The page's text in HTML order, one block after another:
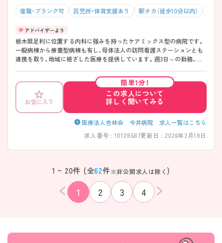
件
復職・ブランク可 託児所・保育支援あり 駅チカ（徒歩10分以内）
栃木県足利に位置する内科に強みを持ったケアミックス型の病院です。
一般病棟から療養型病棟も有し、母体法人の訪問看護ステーションとも
連携を取り、地域に根ざした医療を提供しています。週3日～の勤務、日
だけます♪ ご興味ある方には、面接対策ポイントなど、さらに詳細をお
話しいたしますのでお気軽にご相談ください。
お気に入り
簡単1分！
この求人について
詳しく聞いてみる
医療法人杏林会 今井病院 求人一覧はこちら
求人番号 : 10128687更新日 : 2026年3月18日
1 ~ 20件 (全62件※非公開求人は除く )
1 2 3 4